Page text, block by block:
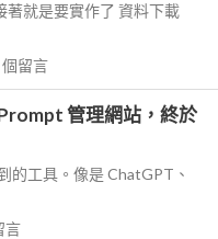
就是要實作了 資料下載
個留言
管理網站，終於
的工具。像是 ChatGPT、
言